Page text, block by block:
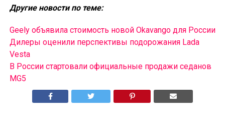
Другие новости по теме:
Geely объявила стоимость новой Okavango для России
Дилеры оценили перспективы подорожания Lada
Vesta
В России cтартовали официальные продажи седанов
MG5